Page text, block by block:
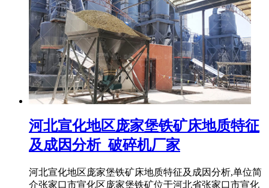
河北宣化地区庞家堡铁矿床地质特征
及成因分析_破碎机厂家
河北宣化地区庞家堡铁矿床地质特征及成因分析,单位简
介张家口市宣化区庞家堡铁矿位于河北省张家口市宣化